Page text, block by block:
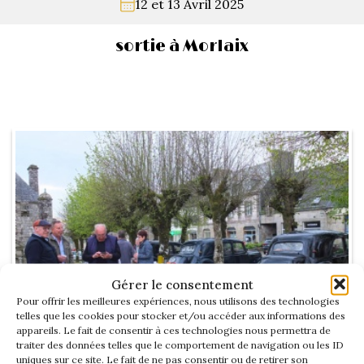
Gérer le consentement
Pour offrir les meilleures expériences, nous utilisons des technologies
telles que les cookies pour stocker et/ou accéder aux informations des
appareils. Le fait de consentir à ces technologies nous permettra de
traiter des données telles que le comportement de navigation ou les ID
uniques sur ce site. Le fait de ne pas consentir ou de retirer son
Notre local
L’assurance
Liens
La Revue
La Traction des
membres
Bibliographie
Présentation 7
Présentation 15 six
Evolution 7 et 11 -
12 et 13 Avril 2025
sortie à Morlaix